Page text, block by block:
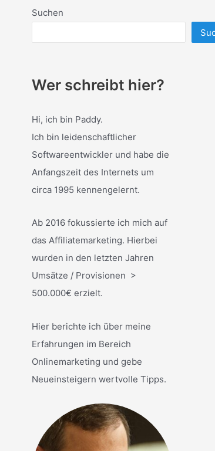
Suchen
Wer schreibt hier?
Hi, ich bin Paddy.
Ich bin leidenschaftlicher
Softwareentwickler und habe die
Anfangszeit des Internets um
circa 1995 kennengelernt.
Ab 2016 fokussierte ich mich auf
das Affiliatemarketing. Hierbei
wurden in den letzten Jahren
Umsätze / Provisionen >
500.000€ erzielt.
Hier berichte ich über meine
Erfahrungen im Bereich
Onlinemarketing und gebe
Neueinsteigern wertvolle Tipps.